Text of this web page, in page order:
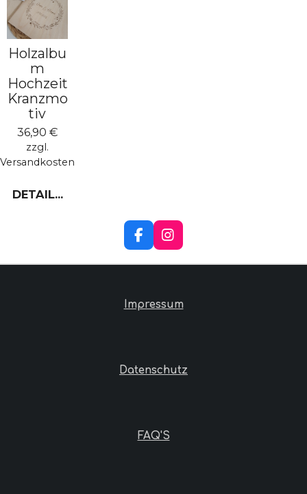
Holzalbu
m
Hochzeit
Kranzmo
tiv
36,90 €
zzgl.
Versandkosten
DETAILS ANZEIGEN
F
A
C
O
I
N
S
G
Impressum
Datenschutz
FAQ'S